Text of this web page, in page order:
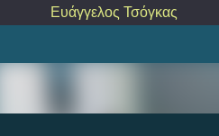
Μετάβαση στο
Ευάγγελος Τσόγκας